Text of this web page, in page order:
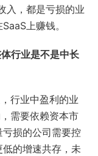
入，都是亏损的业
上赚钱。
行业是不是中长
行业中盈利的业
需要依赖资本市
损的公司需要控
的增速共存，未